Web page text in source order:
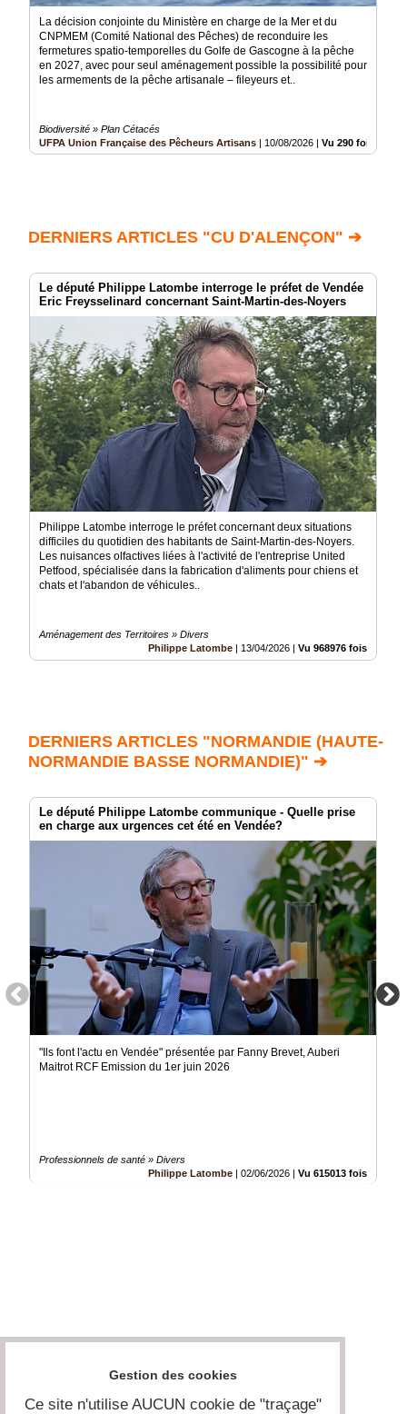
La décision conjointe du Ministère en charge de la Mer et du
CNPMEM (Comité National des Pêches) de reconduire les
fermetures spatio-temporelles du Golfe de Gascogne à la pêche
en 2027, avec pour seul aménagement possible la possibilité pour
les armements de la pêche artisanale – fileyeurs et..
Biodiversité » Plan Cétacés
UFPA Union Française des Pêcheurs Artisans | 10/08/2026 | Vu 290 fois
DERNIERS ARTICLES "CU D'ALENÇON" ➔
Le député Philippe Latombe interroge le préfet de Vendée
Eric Freysselinard concernant Saint-Martin-des-Noyers
Philippe Latombe interroge le préfet concernant deux situations
difficiles du quotidien des habitants de Saint-Martin-des-Noyers.
Les nuisances olfactives liées à l'activité de l'entreprise United
Petfood, spécialisée dans la fabrication d'aliments pour chiens et
chats et l'abandon de véhicules..
Aménagement des Territoires » Divers
Philippe Latombe
13/04/2026 Vu 968976 fois
DERNIERS ARTICLES "NORMANDIE (HAUTE-
NORMANDIE BASSE NORMANDIE)" ➔
Le député Philippe Latombe communique - Quelle prise
en charge aux urgences cet été en Vendée?
"Ils font l'actu en Vendée" présentée par Fanny Brevet, Auberi
Maitrot RCF Emission du 1er juin 2026
Professionnels de santé » Divers
Philippe Latombe | 02/06/2026 | Vu 615013 fois
Gestion des cookies
Ce site n'utilise AUCUN cookie de "traçage"